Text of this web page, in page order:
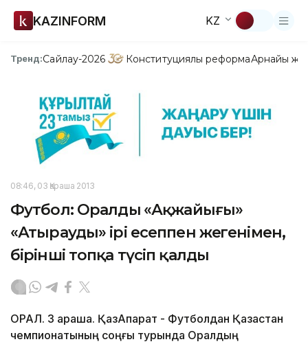
KAZINFORM KZ
Тренд:Сайлау-2026 Конституциялық реформаАрнайы
08:46, 03 Қараша 2013
Футбол: Оралдың «Ақжайығы»
«Атырауды» ірі есеппен жеңгенімен,
бірінші топқа түсіп қалды
ОРАЛ. 3 қараша. ҚазАқпарат - Футболдан Қазақстан
чемпионатының соңғы турында Оралдың